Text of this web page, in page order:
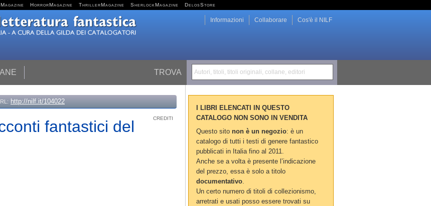
HorrorMagazine ThrillerMagazine SherlockMagazine DelosStore
TROVA Autori, titoli, titoli originali, collane, editori
Cos'è il NILF
Collaborare
Informazioni
http://nilf.it/104022
fantastici del
CREDITI
I LIBRI ELENCATI IN QUESTO
CATALOGO NON SONO IN VENDITA
Questo sito non è un negozio: è un
catalogo di tutti i testi di genere fantastico
pubblicati in Italia fino al 2011.
Anche se a volta è presente l’indicazione
del prezzo, essa è solo a titolo
documentativo
Un certo numero di titoli di collezionismo,
arretrati e usati posso essere trovati su